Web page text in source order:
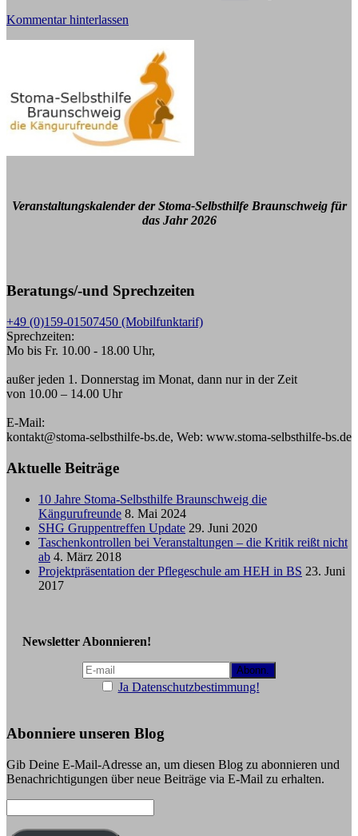
Kommentar hinterlassen
Veranstaltungskalender der Stoma-Selbsthilfe Braunschweig für
das Jahr 2026
Beratungs/-und Sprechzeiten
+49 (0)159-01507450 (Mobilfunktarif)
Sprechzeiten:
Mo bis Fr. 10.00 - 18.00 Uhr,
außer jeden 1. Donnerstag im Monat, dann nur in der Zeit
von 10.00 – 14.00 Uhr
E-Mail:
kontakt@stoma-selbsthilfe-bs.de, Web: www.stoma-selbsthilfe-bs.de
Aktuelle Beiträge
10 Jahre Stoma-Selbsthilfe Braunschweig die
Kängurufreunde 8. Mai 2024
SHG Gruppentreffen Update 29. Juni 2020
Taschenkontrollen bei Veranstaltungen – die Kritik reißt nicht
ab 4. März 2018
Projektpräsentation der Pflegeschule am HEH in BS 23. Juni
2017
Newsletter Abonnieren!
Ja Datenschutzbestimmung!
Abonniere unseren Blog
Gib Deine E-Mail-Adresse an, um diesen Blog zu abonnieren und
Benachrichtigungen über neue Beiträge via E-Mail zu erhalten.
Mail-